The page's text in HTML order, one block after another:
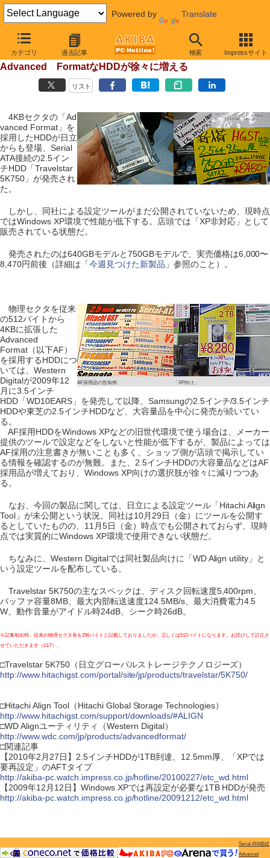
Powered by Translate
カテゴリ 過去記事 検索 Impressサイト
【 2010年11月6日号 】
日立からも「XP非対応」なHDDが発売、
Advanced FormatなHDDが徐々に増える
リスト
4KBセクタの「Ad
vanced Format」を
採用したHDDが日立
からも登場、Serial
ATA接続の2.5イン
チHDD「Travelstar
5K750」が発売され
た。
しかし、同社による設定ツールがまだ公開されていないため、現時点
ではWindows XP環境で性能が低下する。店頭では「XP非対応」として
販売されている状態だ。
発売されたのは640GBモデルと750GBモデルで、実売価格は6,000〜
8,470円前後（詳細は「今週見つけた新製品 」参照のこと）。
AF採用品の告知例 「XP向け」
物理セクタを従来
の512バイトから
4KBに拡張した
Advanced
Format（以下AF）
を採用するHDDにつ
いては、Western
Digitalが2009年12
月に3.5インチ
HDD「WD10EARS」を発売して以降、Samsungの2.5インチ/3.5インチ
HDDや東芝の2.5インチHDDなど、大容量品を中心に発売が続いてい
る。
AF採用HDDをWindows XPなどの旧世代環境で使う場合は、メーカー
提供のツールで設定などをしないと性能が低下するが、製品によっては
AF採用の注意書きが無いことも多く、ショップ側が店頭で掲示してい
る情報を確認するのが無難。また、2.5インチHDDの大容量品などはAF
採用品が増えており、Windows XP向けの選択肢が徐々に減りつつあ
る。
なお、今回の製品に関しては、日立による設定ツール「Hitachi Align
Tool」が未公開という状況。同社は10月29日（金）にツールを公開す
るとしていたものの、11月5日（金）時点でも公開されておらず、現時
点では実質的にWindows XP環境で使用できない状態だ。
ちなみに、Western Digitalでは同社製品向けに「WD Align utility」と
いう設定ツールを配布している。
Travelstar 5K750の主なスペックは、ディスク回転速度5,400rpm、
バッファ容量8MB、最大内部転送速度124.5MB/s、最大消費電力4.5
W、動作音量がアイドル時24dB、シーク時26dB。
※記事初出時、従来の物理セクタ長を256バイトと記載しておりましたが、正しくは512バイトになります。お詫びして訂正さ
せていただきます（11/7）。
□Travelstar 5K750（日立グローバルストレージテクノロジーズ）
http://www.hitachigst.com/portal/site/jp/products/travelstar/5K750/
□Hitachi Align Tool（Hitachi Global Storage Technologies）
http://www.hitachigst.com/support/downloads/#ALIGN
□WD Alignユーティリティ（Western Digital）
http://www.wdc.com/jp/products/advancedformat/
□関連記事
【2010年2月27日】2.5インチHDDが1TB到達、12.5mm厚、「XPでは
要再設定」のAFTタイプ
http://akiba-pc.watch.impress.co.jp/hotline/20100227/etc_wd.html
【2009年12月12日】Windows XPでは再設定が必要な1TB HDDが発売
http://akiba-pc.watch.impress.co.jp/hotline/20091212/etc_wd.html
Serial ATA接続
Advanced